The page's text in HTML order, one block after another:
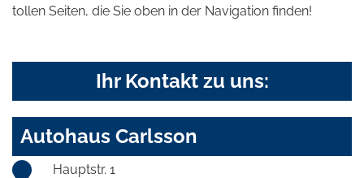
tollen Seiten, die Sie oben in der Navigation finden!
Ihr Kontakt zu uns:
Autohaus Carlsson
Hauptstr. 1